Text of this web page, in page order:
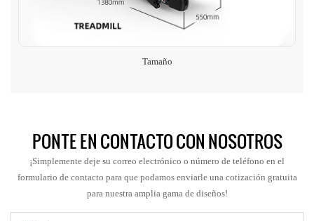
Tamaño
PONTE EN CONTACTO CON NOSOTROS
¡Simplemente deje su correo electrónico o número de teléfono en el
formulario de contacto para que podamos enviarle una cotización gratuita
para nuestra amplia gama de diseños!